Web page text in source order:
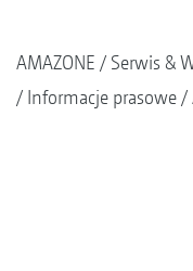
AMAZONE Serwis &
Informacje prasowe